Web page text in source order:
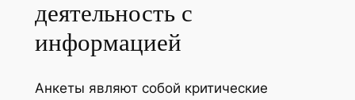
деятельность с
информацией
Анкеты являют собой критические